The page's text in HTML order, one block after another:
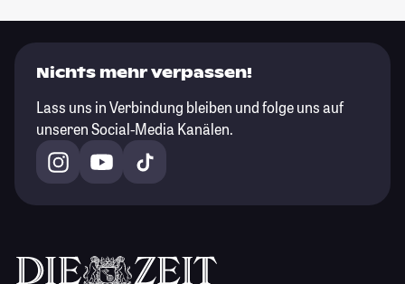
Nichts mehr verpassen!
Lass uns in Verbindung bleiben und folge uns auf
unseren Social-Media Kanälen.